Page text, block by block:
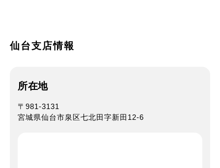
仙台支店情報
所在地
〒981-3131
宮城県仙台市泉区七北田字新田12-6